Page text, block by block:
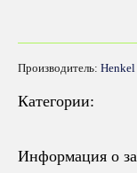
Производитель:Henkel
Категории:
Информация о